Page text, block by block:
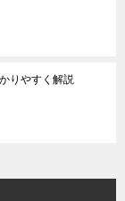
りやすく解説